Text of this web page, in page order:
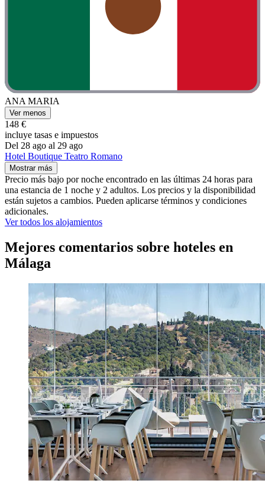
ANA MARIA
Ver menos
148 €
incluye tasas e impuestos
Del 28 ago al 29 ago
Hotel Boutique Teatro Romano
Mostrar más
Precio más bajo por noche encontrado en las últimas 24 horas para
una estancia de 1 noche y 2 adultos. Los precios y la disponibilidad
están sujetos a cambios. Pueden aplicarse términos y condiciones
adicionales.
Ver todos los alojamientos
Mejores comentarios sobre hoteles en
Málaga